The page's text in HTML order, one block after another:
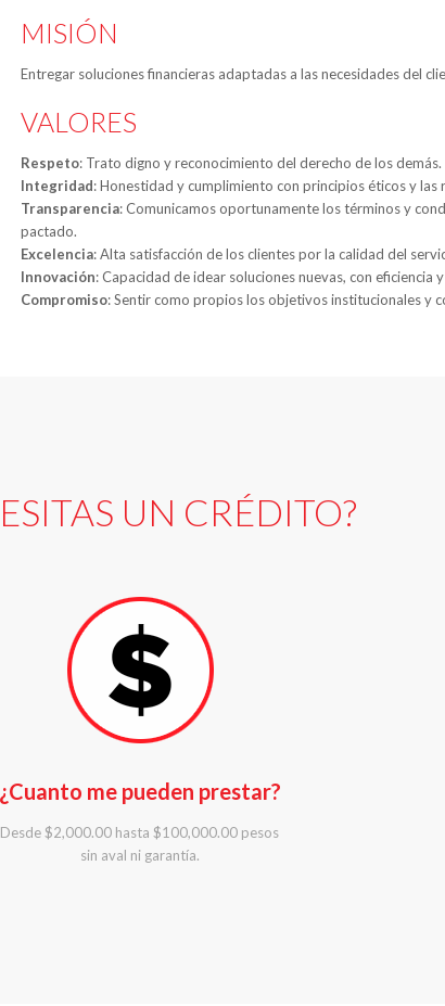
MISIÓN
Entregar soluciones financieras adaptadas a las necesidades del
VALORES
Respeto: Trato digno y reconocimiento del derecho de los demás.
Integridad: Honestidad y cumplimiento con principios éticos y las
Transparencia: Comunicamos oportunamente los términos y
pactado.
Excelencia: Alta satisfacción de los clientes por la calidad del
Innovación: Capacidad de idear soluciones nuevas, con eficiencia
Compromiso: Sentir como propios los objetivos institucionales y
UN CRÉDITO?
¿Cuanto me pueden prestar?
Desde $2,000.00 hasta $100,000.00 pesos
sin aval ni garantía.